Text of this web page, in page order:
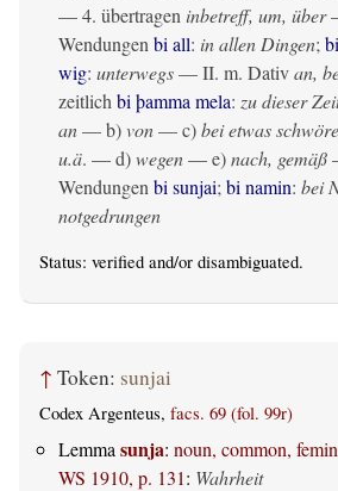
— 4. übertragen inbetreff, um, über
Wendungen bi all: in allen Dingen;
wig: unterwegs— II. m. Dativan,
zeitlich bi þamma mela: zu dieser
an— b)von— c)bei etwas
u.ä. — d)wegen— e)nach, gemäß
Wendungen bi sunjai; bi namin: bei
notgedrungen
Status: verified and/or disambiguated.
↑ Token: sunjai
Codex Argenteus, facs. 69 (fol. 99r)
Lemma sunja: noun, common,
WS 1910, p. 131: Wahrheit